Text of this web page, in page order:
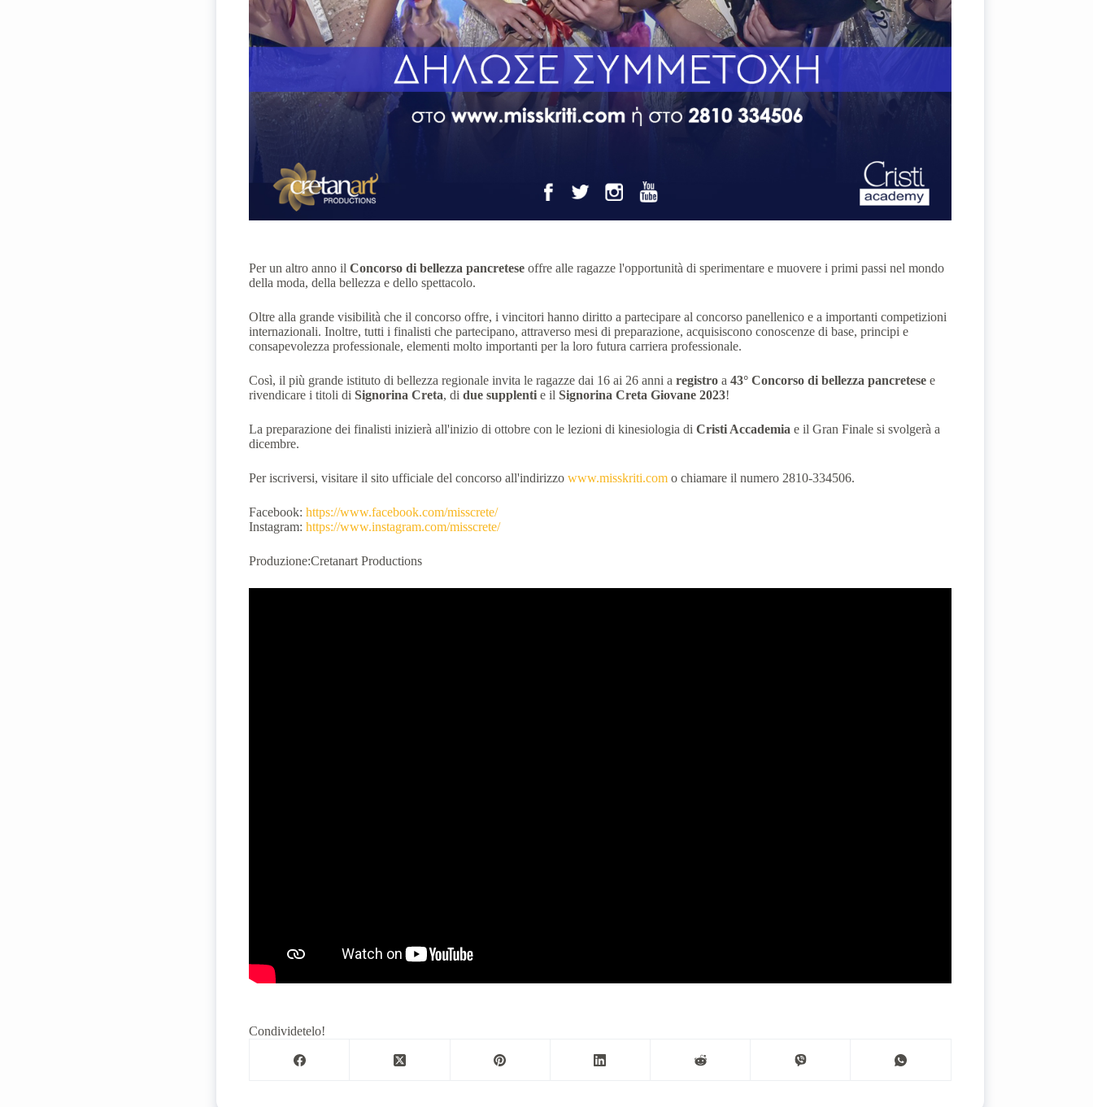
Per un altro anno ilConcorso di bellezza pancretese offre alle ragazze l'opportunità di sperimentare e muovere i primi passi nel mondo
della moda, della bellezza e dello spettacolo.
Oltre alla grande visibilità che il concorso offre, i vincitori hanno diritto a partecipare al concorso panellenico e a importanti competizioni
internazionali. Inoltre, tutti i finalisti che partecipano, attraverso mesi di preparazione, acquisiscono conoscenze di base, principi e
consapevolezza professionale, elementi molto importanti per la loro futura carriera professionale.
Così, il più grande istituto di bellezza regionale invita le ragazze dai 16 ai 26 anni aregistro a43° Concorso di bellezza pancretesee
rivendicare i titoli diSignorina Creta, didue supplenti e ilSignorina CretaGiovane 2023!
La preparazione dei finalisti inizierà all'inizio di ottobre con le lezioni di kinesiologia diCristi Accademia e il Gran Finale si svolgerà a
dicembre.
Per iscriversi, visitare il sito ufficiale del concorso all'indirizzowww.misskriti.com o chiamare il numero 2810-334506.
Facebook:https://www.facebook.com/misscrete/
Instagram:https://www.instagram.com/misscrete/
Produzione:Cretanart Productions
Condividetelo!